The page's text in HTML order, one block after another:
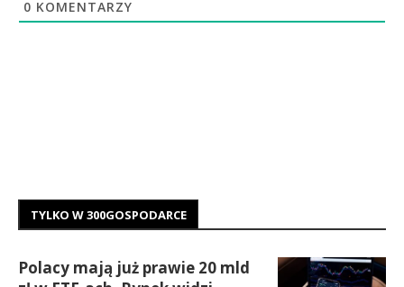
0 KOMENTARZY
TYLKO W 300GOSPODARCE
Polacy mają już prawie 20 mld